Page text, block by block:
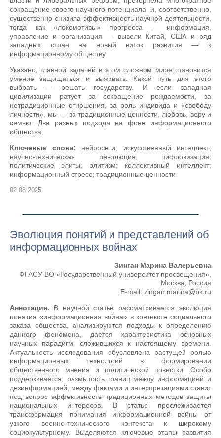
сокращение своего научного потенциала, и, соответственно,
существенно снизила эффективность научной деятельности,
тогда как «локомотивы» прогресса — информация,
управление и организация — вывели Китай, США и ряд
западных стран на новый виток развития — к
информационному обществу.
Указано, главной задачей в этом сложном мире становится
умение защищаться и выживать. Какой путь для этого
выбрать — решать государству. И если западная
цивилизации ратует за сокращение рождаемости, за
нетрадиционные отношения, за роль индивида и «свободу
личности», мы — за традиционные ценности, любовь, веру и
семью. Два разных подхода на фоне информационного
общества.
Ключевые слова: нейросети; искусственный интеллект;
научно-техническая революция; цифровизация;
политические элиты; элитизм; коллективный интеллект;
информационный стресс; традиционные ценности
02.08.2025
Эволюция понятий и представлений об
информационных войнах
Зинган Марина Валерьевна
ФГАОУ ВО «Государственный университет просвещения»,
Москва, Россия
E-mail: zingan.marina@bk.ru
Аннотация. В научной статье рассматривается эволюция
понятия «информационная война» в контексте социального
заказа общества, анализируются подходы к определению
данного феномена, дается характеристика основных
научных парадигм, сложившихся к настоящему времени.
Актуальность исследования обусловлена растущей ролью
информационных технологий в формировании
общественного мнения и политической повестки. Особо
подчеркивается, размытость границ между информацией и
дезинформацией, между фактами и интерпретациями ставит
под вопрос эффективность традиционных методов защиты
национальных интересов. В статье прослеживается
трансформация понимания информационной войны от
узкого военно-технического контекста к широкому
социокультурному. Выделяются ключевые этапы развития